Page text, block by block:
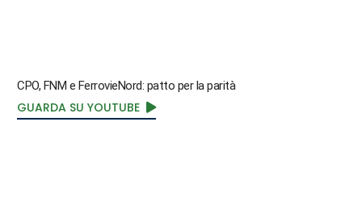
CPO, FNM e FerrovieNord: patto per la parità
GUARDA SU YOUTUBE